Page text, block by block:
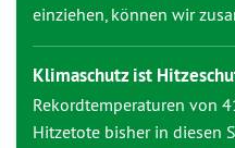
einziehen, können wir
Klimaschutz ist
Rekordtemperaturen von
Hitzetote bisher in diesen